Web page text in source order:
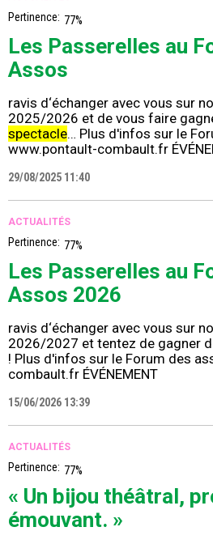
Pertinence: 77%
Les Passerelles au
Assos
ravis d‘échanger avec vous sur
2025/2026 et de vous faire
spectacle… Plus d'infos sur le
www.pontault-combault.fr
29/08/2025 11:40
ACTUALITÉS
Pertinence: 77%
Les Passerelles au
Assos 2026
ravis d‘échanger avec vous sur
2026/2027 et tentez de gagner
! Plus d'infos sur le Forum des
combault.fr ÉVÉNEMENT
15/06/2026 13:39
ACTUALITÉS
Pertinence: 77%
« Un bijou théâtral,
émouvant. »